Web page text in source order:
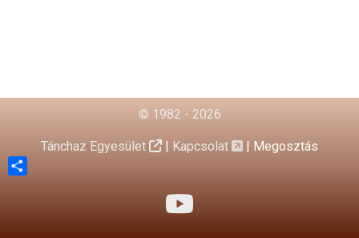
© 1982 - 2026
Tánchaz Egyesület | Kapcsolat | Megosztás